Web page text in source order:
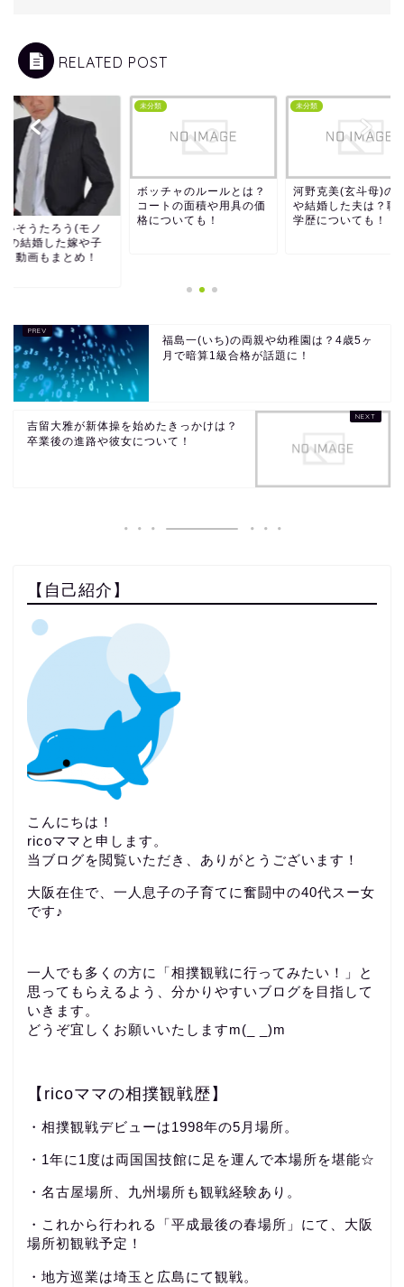
RELATED POST
いそうたろう(モノ
)の結婚した嫁や子
？動画もまとめ！
未分類
ボッチャのルールとは？
コートの面積や用具の価
格についても！
未分類
河野克美(玄斗母)の
や結婚した夫は？職
学歴についても！
福島一(いち)の両親や幼稚園は？4歳5ヶ
月で暗算1級合格が話題に！
吉留大雅が新体操を始めたきっかけは？
卒業後の進路や彼女について！
【自己紹介】
こんにちは！
ricoママと申します。
当ブログを閲覧いただき、ありがとうございます！
大阪在住で、一人息子の子育てに奮闘中の40代スー女
です♪
一人でも多くの方に「相撲観戦に行ってみたい！」と
思ってもらえるよう、分かりやすいブログを目指して
いきます。
どうぞ宜しくお願いいたしますm(_ _)m
【ricoママの相撲観戦歴】
・相撲観戦デビューは1998年の5月場所。
・1年に1度は両国国技館に足を運んで本場所を堪能☆
・名古屋場所、九州場所も観戦経験あり。
・これから行われる「平成最後の春場所」にて、大阪
場所初観戦予定！
・地方巡業は埼玉と広島にて観戦。